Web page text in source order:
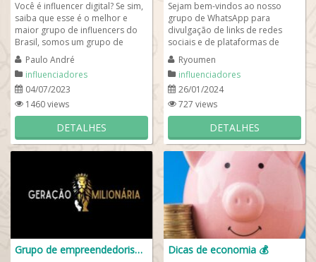
Você é influencer digital? Se sim,
saiba que esse é o melhor e
maior grupo de influencers do
Brasil, somos um grupo de
WhatsApp para influenciadores
digital...
Paulo André
influenciadores
04/07/2023
1460 views
DETALHES
Sejam bem-vindos ao nosso
grupo de WhatsApp para
divulgação de links de redes
sociais e de plataformas de
vendas. Aqui todos os
empreendedores digitais...
Ryoumen
influenciadores
26/01/2024
727 views
DETALHES
Grupo de empreendedorismo Digital 📲 Dicas de economia 💰